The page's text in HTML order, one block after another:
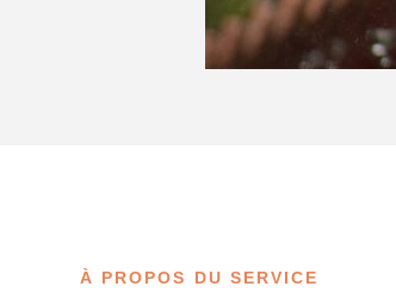
À PROPOS DU SERVICE